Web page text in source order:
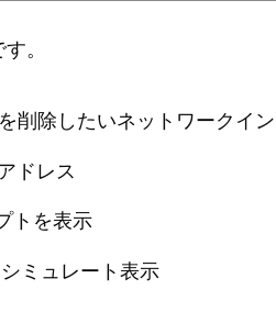
。
削除したいネットワークイ
ドレス
トを表示
ミュレート表示